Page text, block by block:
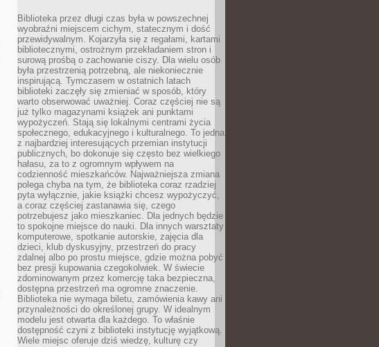
Biblioteka przez długi czas była w powszechnej
wyobraźni miejscem cichym, statecznym i dość
przewidywalnym. Kojarzyła się z regałami, kartami
bibliotecznymi, ostrożnym przekładaniem stron i
surową prośbą o zachowanie ciszy. Dla wielu osób
była przestrzenią potrzebną, ale niekoniecznie
inspirującą. Tymczasem w ostatnich latach
biblioteki zaczęły się zmieniać w sposób, który
warto obserwować uważniej. Coraz częściej nie są
już tylko magazynami książek ani punktami
wypożyczeń. Stają się lokalnymi centrami życia
społecznego, edukacyjnego i kulturalnego. To jedna
z najbardziej interesujących przemian instytucji
publicznych, bo dokonuje się często bez wielkiego
hałasu, za to z ogromnym wpływem na
codzienność mieszkańców. Najważniejsza zmiana
polega chyba na tym, że biblioteka coraz rzadziej
pyta wyłącznie, jakie książki chcesz wypożyczyć,
a coraz częściej zastanawia się, czego
potrzebujesz jako mieszkaniec. Dla jednych będzie
to spokojne miejsce do nauki. Dla innych warsztaty
komputerowe, spotkanie autorskie, zajęcia dla
dzieci, klub dyskusyjny, przestrzeń do pracy
zdalnej albo po prostu miejsce, gdzie można pobyć
bez presji kupowania czegokolwiek. W świecie
zdominowanym przez komercję taka bezpieczna,
dostępna przestrzeń ma ogromne znaczenie.
Biblioteka nie wymaga biletu, zamówienia kawy ani
przynależności do określonej grupy. W idealnym
modelu jest otwarta dla każdego. To właśnie
dostępność czyni z biblioteki instytucję wyjątkową.
Wiele miejsc oferuje dziś wiedzę, kulturę czy